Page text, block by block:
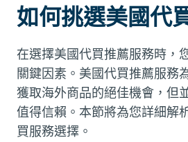
如何挑選美國代
在選擇美國代買推薦服務時，
關鍵因素。美國代買推薦服務
獲取海外商品的絕佳機會，但
值得信賴。本節將為您詳細解
買服務選擇。